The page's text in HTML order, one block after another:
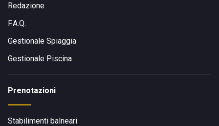
Redazione
F.A.Q.
Gestionale Spiaggia
Gestionale Piscina
Prenotazioni
Stabilimenti balneari